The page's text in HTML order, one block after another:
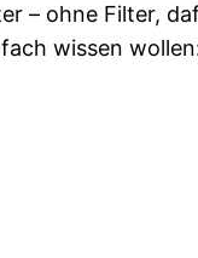
– ohne Filter,
wissen